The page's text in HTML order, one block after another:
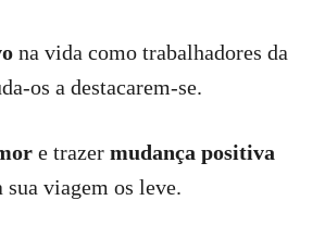
na vida como trabalhadores da
os a destacarem-se.
e trazer mudança positiva
sua viagem os leve.